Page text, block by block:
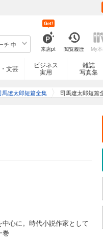
チ 中
来店pt
Get!
閲覧履歴 My
文芸
ビジネス
実用
雑誌
写真集
馬遼太郎短篇全集 司馬遼太郎短
中心に。時代小説作家として
巻